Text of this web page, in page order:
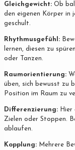
Gleichgewicht: Ob
den eigenen Körper in
geschult.
Rhythmusgefühl:
lernen, diesen zu
oder Tanzen.
Raumorientierung:
üben, sich bewusst zu
Position im Raum zu
Differenzierung: Hier
Zielen oder Stoppen.
ablaufen.
Kopplung: Mehrere